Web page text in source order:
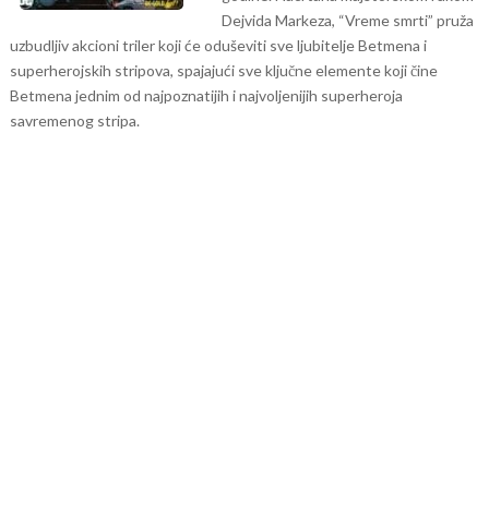
Dejvida Markeza, “Vreme smrti” pruža
uzbudljiv akcioni triler koji će oduševiti sve ljubitelje Betmena i
superherojskih stripova, spajajući sve ključne elemente koji čine
Betmena jednim od najpoznatijih i najvoljenijih superheroja
savremenog stripa.